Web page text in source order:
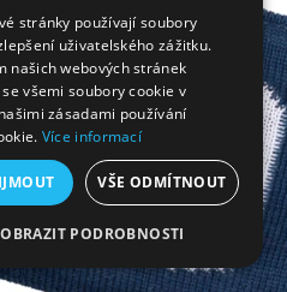
stránky používají soubory
uživatelského zážitku.
našich webových stránek
všemi soubory cookie v
zásadami používání
Více informací
VŠE ODMÍTNOUT
PODROBNOSTI
NUTNÉ SOUBORY